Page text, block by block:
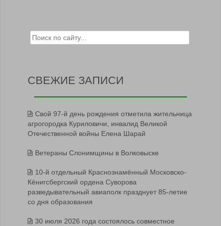
Search for:
СВЕЖИЕ ЗАПИСИ
Свой 97-й день рождения отметила жительница
агрогородка Куриловичи, инвалид Великой
Отечественной войны Елена Шарай
Ветераны Слонимщины в Волковыске
10-й отдельный Краснознамённый Московско-
Кёнигсбергский ордена Суворова
разведывательный авиаполк празднует 85-летие
со дня образования
30 июля 2026 года состоялось совместное